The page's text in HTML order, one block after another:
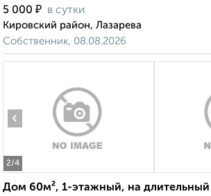
5 000 ₽ в сутки
Кировский район, Лазарева
Собственник, 08.08.2026
2/4
‹
Дом 60м², 1-этажный, на длительный